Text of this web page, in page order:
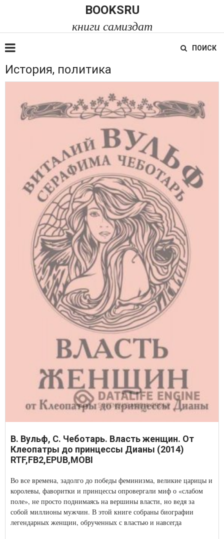
BOOKSRU
книги самиздат
ПОИСК
История, политика
В. Вульф, С. Чеботарь. Власть женщин. От
Клеопатры до принцессы Дианы (2014)
RTF,FB2,EPUB,MOBI
Во все времена, задолго до победы феминизма, великие царицы и
королевы, фаворитки и принцессы опровергали миф о «слабом
поле», не просто поднимаясь на вершины власти, но ведя за
собой миллионы мужчин. В этой книге собраны биографии
легендарных женщин, обрученных с властью и навсегда